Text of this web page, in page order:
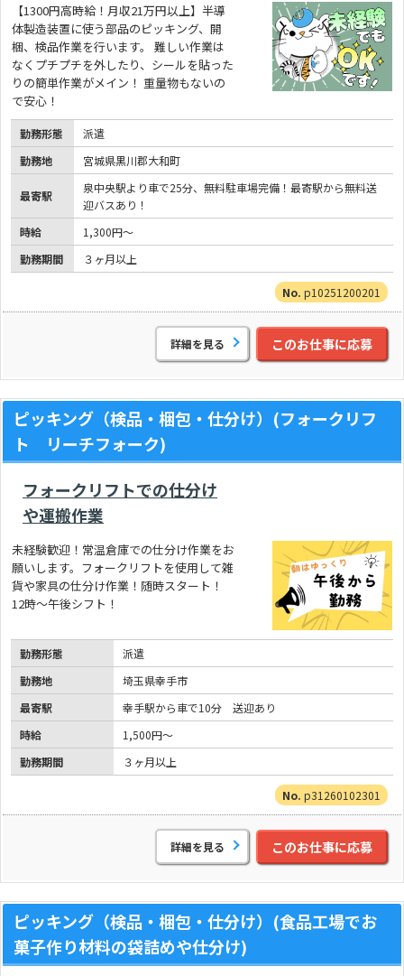
【1300円高時給！月収21万円以上】半導
体製造装置に使う部品のピッキング、開
梱、検品作業を行います。 難しい作業は
なくプチプチを外したり、シールを貼った
りの簡単作業がメイン！ 重量物もないの
で安心！
勤務形態
派遣
勤務地
宮城県黒川郡大和町
最寄駅
泉中央駅より車で25分、無料駐車場完備！最寄駅から無料送
迎バスあり！
時給
1,300円～
勤務期間
３ヶ月以上
p10251200201
詳細を見る このお仕事に応募
ピッキング（検品・梱包・仕分け）(フォークリフ
ト リーチフォーク)
フォークリフトでの仕分け
や運搬作業
未経験歓迎！常温倉庫での仕分け作業をお
願いします。フォークリフトを使用して雑
貨や家具の仕分け作業！随時スタート！
12時～午後シフト！
勤務形態
派遣
勤務地
埼玉県幸手市
最寄駅
幸手駅から車で10分 送迎あり
時給
1,500円～
勤務期間
３ヶ月以上
p31260102301
詳細を見る このお仕事に応募
ピッキング（検品・梱包・仕分け）(食品工場でお
菓子作り材料の袋詰めや仕分け)